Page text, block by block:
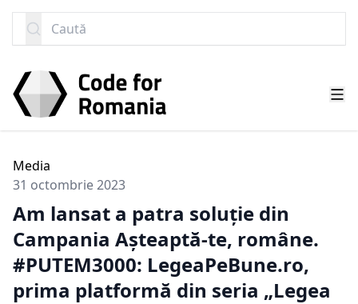
Caută
Media
31 octombrie 2023
Am lansat a patra soluție din
Campania Așteaptă-te, române.
#PUTEM3000: LegeaPeBune.ro,
prima platformă din seria „Legea